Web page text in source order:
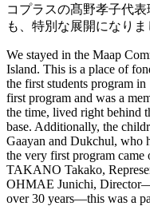
コプラスの髙野孝子代
も、特別な展開になりま
We stayed in the Maap
Island. This is a place of
the first students program
first program and was a
the time, lived right behind
base. Additionally, the
Gaayan and Dukchul, who
the very first program came
TAKANO Takako,
OHMAE Junichi,
over 30 years—this was a